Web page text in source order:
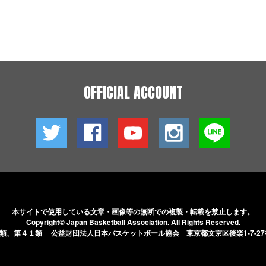
OFFICIAL ACCOUNT
本サイトで使用している文章・画像等の無断での複製・転載を禁止します。
Copyright© Japan Basketball Association.All Rights Reserved.
、第４１類 公益財団法人日本バスケットボール協会東京都文京区後楽1-7-27